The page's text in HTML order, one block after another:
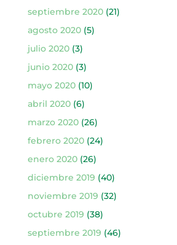
septiembre 2020(21)
agosto 2020(5)
julio 2020(3)
junio 2020(3)
mayo 2020(10)
abril 2020(6)
marzo 2020(26)
febrero 2020(24)
enero 2020(26)
diciembre 2019 (40)
noviembre 2019 (32)
octubre 2019 (38)
septiembre 2019 (46)